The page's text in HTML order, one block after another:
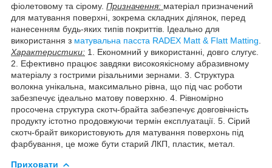
фіолетовому та сірому. Призначення: матеріал призначений
для матування поверхні, зокрема складних ділянок, перед
нанесенням будь-яких типів покриттів. Ідеально для
використання з матувальна пасста RADEX Matt & Flatt Matting
Характеристики: 1. Економний у використанні, довго слугує.
2. Ефективно працює завдяки високоякісному абразивному
матеріалу з гострими різальними зернами. 3. Структура
волокна унікальна, максимально рівна, що під час роботи
забезпечує ідеально матову поверхню. 4. Рівномірно
просочена структура скотч-брайта забезпечує довговічність
продукту істотно продовжуючи термін експлуатації. 5. Сірий
скотч-брайт використовують для матування поверхонь під
фарбування, це може бути старий ЛКП, пластик, метал.
Приховати